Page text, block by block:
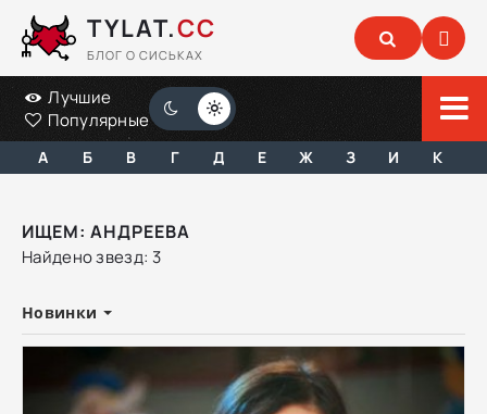
TYLAT.CC
БЛОГ О СИСЬКАХ
Лучшие
Популярные
А Б В Г Д Е Ж З И К
ИЩЕМ: АНДРЕЕВА
Найдено звезд: 3
Новинки